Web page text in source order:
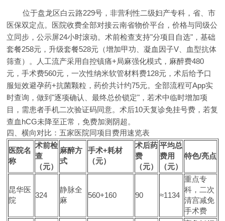
位于盘龙区白云路229号，非营利性二级妇产专科，省、市
医保双定点。医院收费全部对接云南省物价平台，价格与同级公
立同步，公示屏24小时滚动。术前检查支持"分项目自选"，基础
套餐258元，升级套餐528元（增加甲功、凝血因子V、血型抗体
筛查）。人工流产采用自控镇痛+局麻强化模式，麻醉费480
元，手术费560元，一次性纳米软管材料费128元，术后给予口
服短效避孕药+抗菌颗粒，药价共计约75元。全部流程可App实
时查询，做到"逐项确认、最终总价锁定"，若术中临时增加项
目，需患者手机二次验证码同意。术后10天复诊免挂号费，若复
查血hCG未降至正常，免费加测阴超。
四、横向对比：五家医院同项目费用速览表
医院名
称
术前检
查
（元）
麻醉方
式
手术+耗材
（元）
术后药
费
（元）
平均总
费用
（元）
特色/亮点
昆华医
院
324
静脉全
麻
560+160 90 ≈1134
重点专
科，二次
清宫减免
手术费